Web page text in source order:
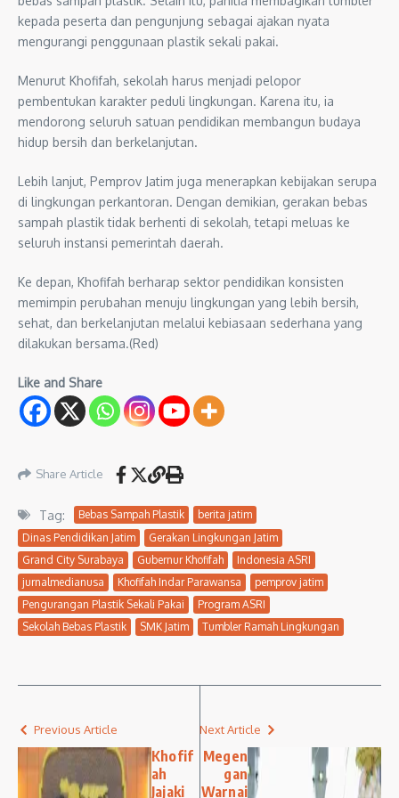
kepada peserta dan pengunjung sebagai ajakan nyata
mengurangi penggunaan plastik sekali pakai.
Menurut Khofifah, sekolah harus menjadi pelopor
pembentukan karakter peduli lingkungan. Karena itu, ia
mendorong seluruh satuan pendidikan membangun budaya
hidup bersih dan berkelanjutan.
Lebih lanjut, Pemprov Jatim juga menerapkan kebijakan serupa
di lingkungan perkantoran. Dengan demikian, gerakan bebas
sampah plastik tidak berhenti di sekolah, tetapi meluas ke
seluruh instansi pemerintah daerah.
Ke depan, Khofifah berharap sektor pendidikan konsisten
memimpin perubahan menuju lingkungan yang lebih bersih,
sehat, dan berkelanjutan melalui kebiasaan sederhana yang
dilakukan bersama.(Red)
Like and Share
Share Article
Tag: Bebas Sampah Plastik
berita jatim
Dinas Pendidikan Jatim
Gerakan Lingkungan Jatim
Grand City Surabaya
Gubernur Khofifah
Indonesia ASRI
jurnalmedianusa
Khofifah Indar Parawansa
pemprov jatim
Pengurangan Plastik Sekali Pakai
Program ASRI
Sekolah Bebas Plastik
SMK Jatim Tumbler Ramah Lingkungan
Previous Article
Khofif
ah
Jajaki
Next Article
Megen
gan
Warnai